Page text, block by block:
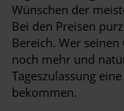
Wünschen der
Bei den Preisen
Bereich. Wer
noch mehr und
Tageszulassung
bekommen.